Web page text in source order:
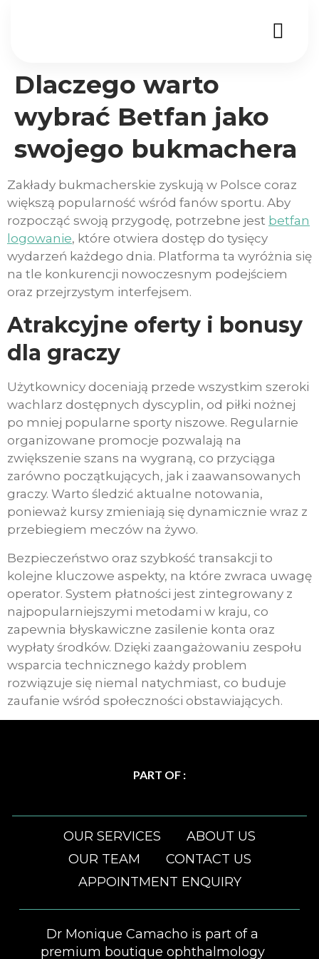
Dlaczego warto
wybrać Betfan jako
swojego bukmachera
Zakłady bukmacherskie zyskują w Polsce coraz
większą popularność wśród fanów sportu. Aby
rozpocząć swoją przygodę, potrzebne jest betfan
logowanie, które otwiera dostęp do tysięcy
wydarzeń każdego dnia. Platforma ta wyróżnia się
na tle konkurencji nowoczesnym podejściem
oraz przejrzystym interfejsem.
Atrakcyjne oferty i bonusy
dla graczy
Użytkownicy doceniają przede wszystkim szeroki
wachlarz dostępnych dyscyplin, od piłki nożnej
po mniej popularne sporty niszowe. Regularnie
organizowane promocje pozwalają na
zwiększenie szans na wygraną, co przyciąga
zarówno początkujących, jak i zaawansowanych
graczy. Warto śledzić aktualne notowania,
ponieważ kursy zmieniają się dynamicznie wraz z
przebiegiem meczów na żywo.
Bezpieczeństwo oraz szybkość transakcji to
kolejne kluczowe aspekty, na które zwraca uwagę
operator. System płatności jest zintegrowany z
najpopularniejszymi metodami w kraju, co
zapewnia błyskawiczne zasilenie konta oraz
wypłaty środków. Dzięki zaangażowaniu zespołu
wsparcia technicznego każdy problem
rozwiązuje się niemal natychmiast, co buduje
zaufanie wśród społeczności obstawiających.
PART OF :
OUR SERVICES
ABOUT US
OUR TEAM
CONTACT US
APPOINTMENT ENQUIRY
Dr Monique Camacho is part of a
premium boutique ophthalmology